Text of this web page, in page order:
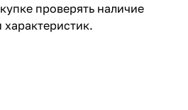
проверять наличие